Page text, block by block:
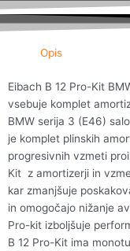
BMW
serija
(E46)
20-
001-
06-
22
količina
Opis
Eibach B 12 Pro-Kit
vsebuje komplet
BMW serija 3 (E46)
je komplet plinskih
progresivnih vzmeti
Kit z amortizerji in
kar zmanjšuje
in omogočajo nižanje
Pro-kit izboljšuje
B 12 Pro-Kit ima